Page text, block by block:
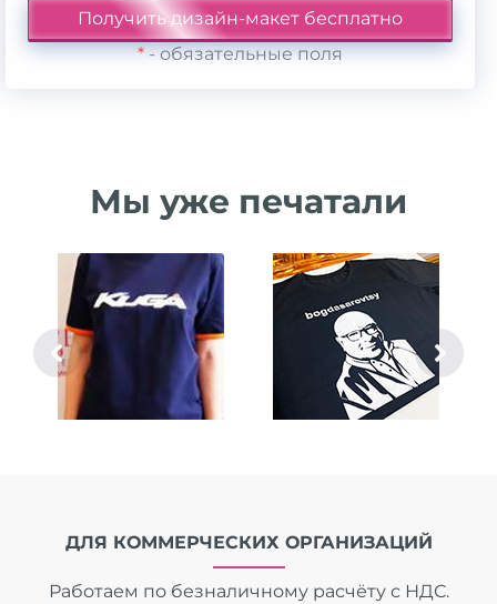
*- обязательные поля
Мы уже печатали
ДЛЯ КОММЕРЧЕСКИХ ОРГАНИЗАЦИЙ
Работаем по безналичному расчёту с НДС.